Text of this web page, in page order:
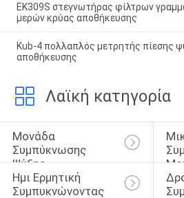
EK309S στεγνωτήρας φίλτρων
μερών κρύας αποθήκευσης
Kub-4 πολλαπλός μετρητής πίεσης
αποθήκευσης
Λαϊκή κατηγορία
Μονάδα
Συμπύκνωσης
Ψύξης
Ημι Ερμητική
Συμπυκνώνοντας